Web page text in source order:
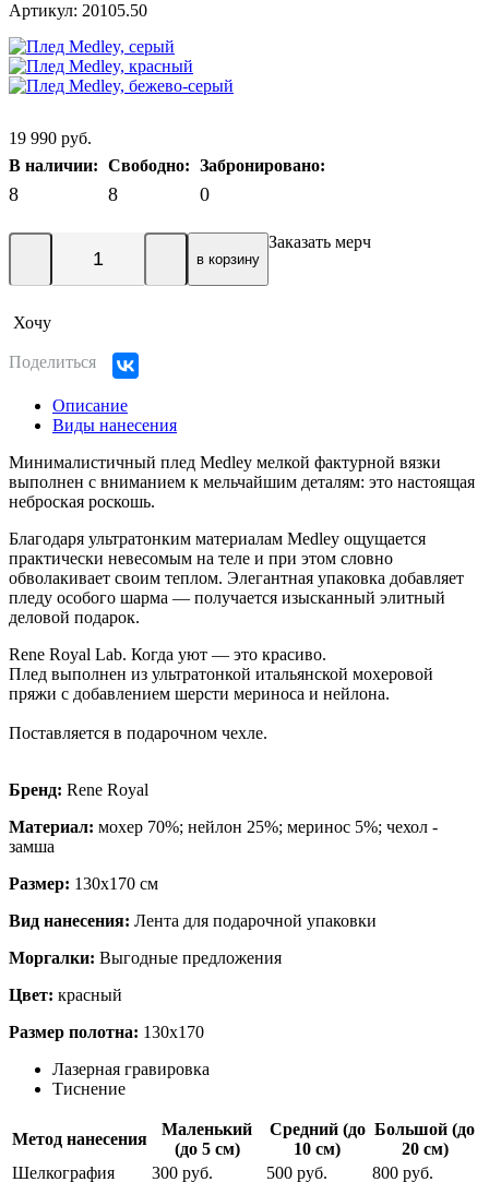
Артикул: 20105.50
19 990 руб.
В наличии:
8
Свободно:
8
Забронировано:
0
в корзину
Заказать мерч
Хочу
Поделиться
Описание
Виды нанесения
Минималистичный плед Medley мелкой фактурной вязки
выполнен с вниманием к мельчайшим деталям: это настоящая
неброская роскошь.
Благодаря ультратонким материалам Medley ощущается
практически невесомым на теле и при этом словно
обволакивает своим теплом. Элегантная упаковка добавляет
пледу особого шарма — получается изысканный элитный
деловой подарок.
Rene Royal Lab. Когда уют — это красиво.
Плед выполнен из ультратонкой итальянской мохеровой
пряжи с добавлением шерсти мериноса и нейлона.
Поставляется в подарочном чехле.
Бренд: Rene Royal
Материал: мохер 70%; нейлон 25%; меринос 5%; чехол -
замша
Размер: 130х170 см
Вид нанесения: Лента для подарочной упаковки
Моргалки: Выгодные предложения
Цвет: красный
Размер полотна: 130x170
Лазерная гравировка
Тиснение
Метод нанесения
Маленький
(до 5 см)
Средний (до
10 см)
Большой (до
20 см)
Шелкография
300 руб. 500 руб. 800 руб.